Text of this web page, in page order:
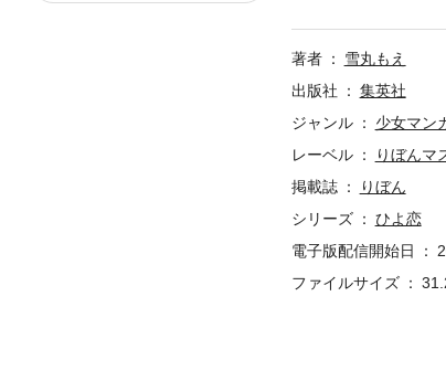
著者
雪丸もえ
出版社
集英社
ジャンル
少女マン
レーベル
りぼんマ
掲載誌
りぼん
シリーズ
ひよ恋
電子版配信開始日
ファイルサイズ